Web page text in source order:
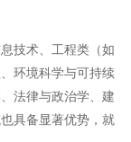
技术、工程类（如
环境科学与可持续
法律与政治学、建
具备显著优势，就